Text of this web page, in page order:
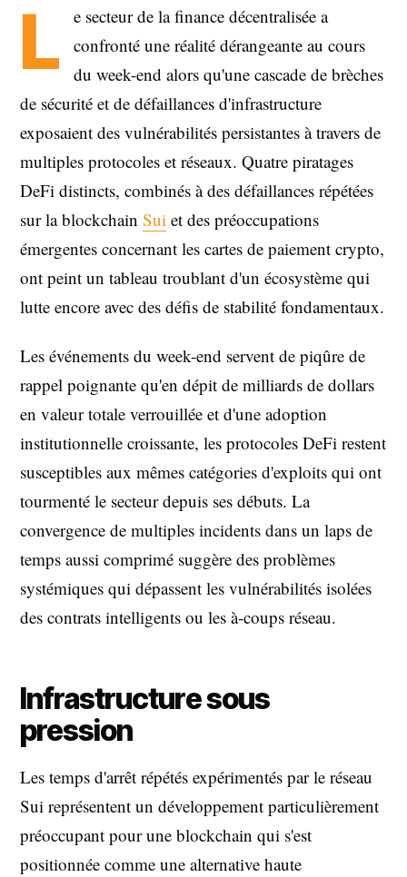
L
e secteur de la finance décentralisée a
confronté une réalité dérangeante au cours
du week-end alors qu'une cascade de brèches
de sécurité et de défaillances d'infrastructure
exposaient des vulnérabilités persistantes à travers de
multiples protocoles et réseaux. Quatre piratages
DeFi distincts, combinés à des défaillances répétées
sur la blockchain Sui et des préoccupations
émergentes concernant les cartes de paiement crypto,
ont peint un tableau troublant d'un écosystème qui
lutte encore avec des défis de stabilité fondamentaux.
Les événements du week-end servent de piqûre de
rappel poignante qu'en dépit de milliards de dollars
en valeur totale verrouillée et d'une adoption
institutionnelle croissante, les protocoles DeFi restent
susceptibles aux mêmes catégories d'exploits qui ont
tourmenté le secteur depuis ses débuts. La
convergence de multiples incidents dans un laps de
temps aussi comprimé suggère des problèmes
systémiques qui dépassent les vulnérabilités isolées
des contrats intelligents ou les à-coups réseau.
Infrastructure sous
pression
Les temps d'arrêt répétés expérimentés par le réseau
Sui représentent un développement particulièrement
préoccupant pour une blockchain qui s'est
positionnée comme une alternative haute